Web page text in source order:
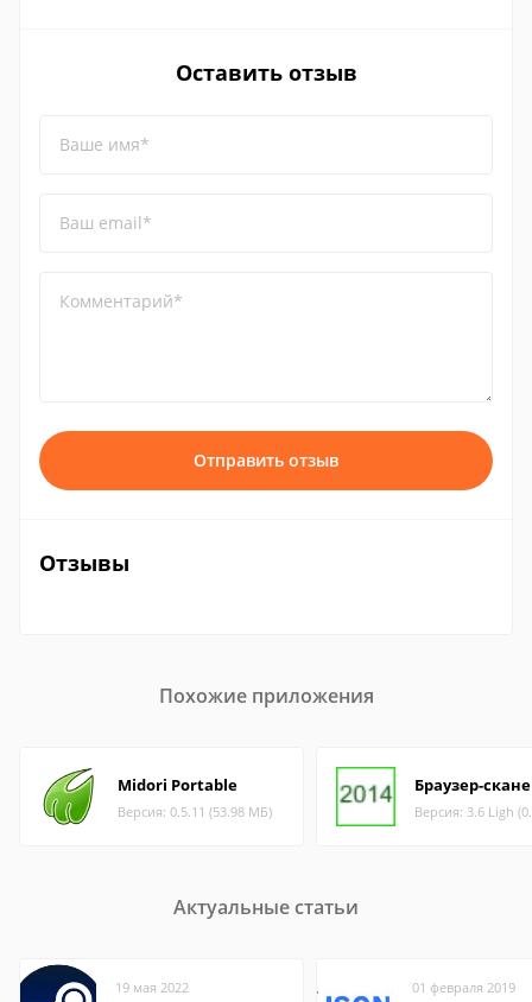
Оставить отзыв
Ваше имя*
Ваш email*
Комментарий*
Отправить отзыв
Отзывы
Похожие приложения
Midori Portable
Версия: 0.5.11 (53.98 МБ)
Браузер-
Версия: 3.6 Ligh
Актуальные статьи
19 мая 2022 01 февраля 2019